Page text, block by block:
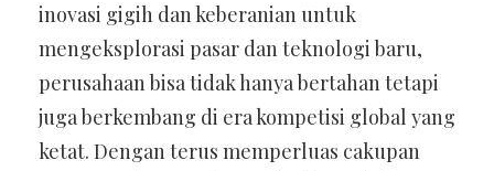
inovasi gigih dan keberanian untuk
mengeksplorasi pasar dan teknologi baru,
perusahaan bisa tidak hanya bertahan tetapi
juga berkembang di era kompetisi global yang
ketat. Dengan terus memperluas cakupan